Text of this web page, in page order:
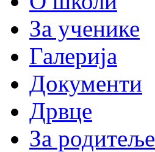
За ученике
Галерија
Документи
Дрвце
За родитеље